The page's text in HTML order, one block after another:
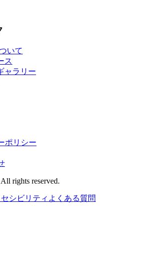
いて
ス
ャラリー
ポリシー
rights reserved.
シビリティ よくある質問